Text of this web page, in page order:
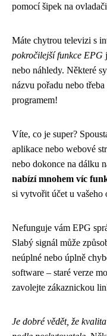
pomocí šipek na
Máte chytrou televizi s
pokročilejší funkce EPG
nebo náhledy. Některé
názvu pořadu nebo
programem!
Víte, co je super?
aplikace nebo webové
nebo dokonce na dálku
nabízí mnohem víc
si vytvořit účet u vašeho
Nefunguje vám EPG
Slabý signál může
neúplné nebo úplně
software – staré verze
zavolejte zákaznickou
Je dobré vědět, že